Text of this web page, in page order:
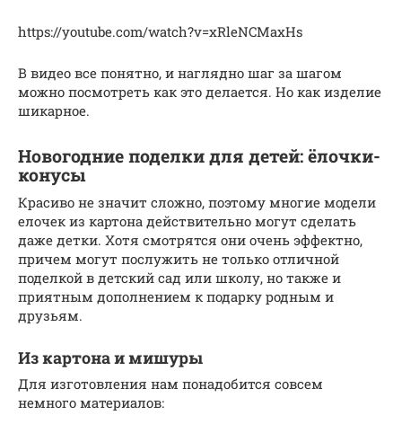
https://youtube.com/watch?v=xRleNCMaxHs
В видео все понятно, и наглядно шаг за шагом
можно посмотреть как это делается. Но как изделие
шикарное.
Новогодние поделки для детей: ёлочки-
конусы
Красиво не значит сложно, поэтому многие модели
елочек из картона действительно могут сделать
даже детки. Хотя смотрятся они очень эффектно,
причем могут послужить не только отличной
поделкой в детский сад или школу, но также и
приятным дополнением к подарку родным и
друзьям.
Из картона и мишуры
Для изготовления нам понадобится совсем
немного материалов: